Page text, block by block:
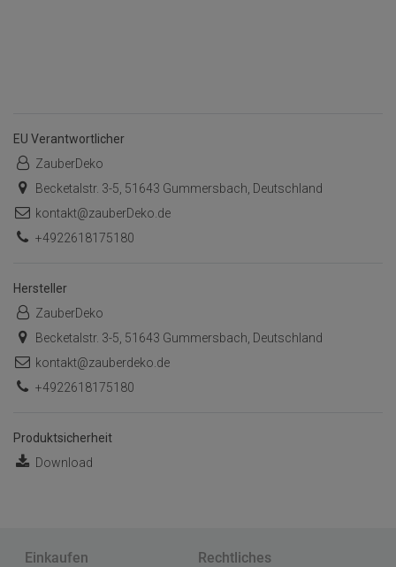
EU Verantwortlicher
ZauberDeko
Becketalstr. 3-5, 51643 Gummersbach, Deutschland
kontakt@zauberDeko.de
+4922618175180
Hersteller
ZauberDeko
Becketalstr. 3-5, 51643 Gummersbach, Deutschland
kontakt@zauberdeko.de
+4922618175180
Produktsicherheit
Download
Einkaufen Rechtliches